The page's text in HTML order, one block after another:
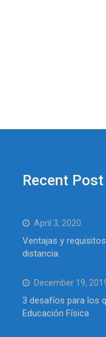
Recent Post
April 3, 2020
Ventajas y
distancia.
December 19,
3 desafíos para los
Educación Física